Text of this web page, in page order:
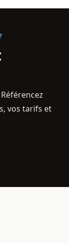
vos tarifs et